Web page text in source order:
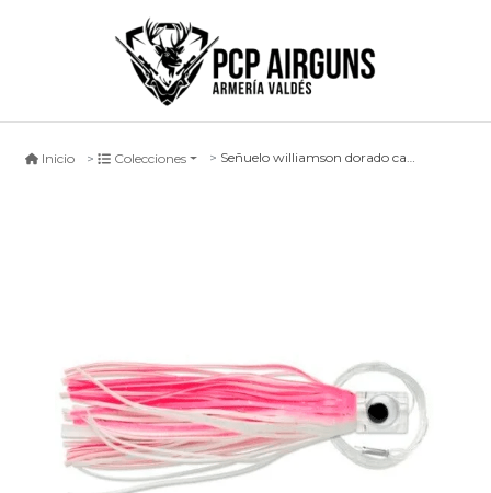
Inicio Colecciones Señuelo williamson dorado catcher rigged 15cm rosa/blanco